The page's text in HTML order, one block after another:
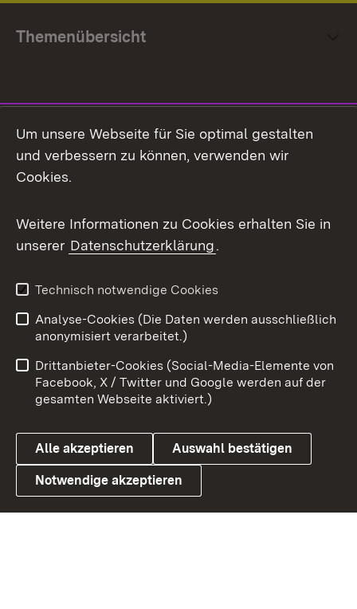
Themenübersicht
Facebook
X / Twitter
Youtube
Link zum Landesportal
Impressum
Kontakt
Barrierefreiheit
Datenschutz
Cookies
Um unsere Webseite für Sie optimal gestalten
und verbessern zu können, verwenden wir
Cookies.
Weitere Informationen zu Cookies erhalten Sie in
unserer Datenschutzerklärung.
Technisch notwendige Cookies
Analyse-Cookies (Die Daten werden ausschließlich
anonymisiert verarbeitet.)
Drittanbieter-Cookies (Social-Media-Elemente von
Facebook, X / Twitter und Google werden auf der
gesamten Webseite aktiviert.)
Alle akzeptieren Auswahl bestätigen
Notwendige akzeptieren